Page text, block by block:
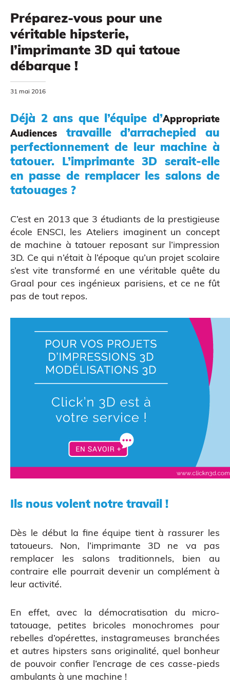
MODÉLISATION 3D
Scanner 3D
Préparez-vous pour une
véritable hipsterie,
l’imprimante 3D qui tatoue
débarque !
31 mai 2016
Déjà 2 ans que l’équipe d’Appropriate
Audiences
travaille d’arrachepied au
perfectionnement de leur machine à
tatouer. L’imprimante 3D serait-elle
en passe de remplacer les salons de
tatouages ?
C’est en 2013 que 3 étudiants de la prestigieuse
école ENSCI, les Ateliers imaginent un concept
de machine à tatouer reposant sur l’impression
3D. Ce qui n’était à l’époque qu’un projet scolaire
s’est vite transformé en une véritable quête du
Graal pour ces ingénieux parisiens, et ce ne fût
pas de tout repos.
Ils nous volent notre travail !
Dès le début la fine équipe tient à rassurer les
tatoueurs. Non, l’imprimante 3D ne va pas
remplacer les salons traditionnels, bien au
contraire elle pourrait devenir un complément à
leur activité.
En effet, avec la démocratisation du micro-
tatouage, petites bricoles monochromes pour
rebelles d’opérettes, instagrameuses branchées
et autres hipsters sans originalité, quel bonheur
de pouvoir confier l’encrage de ces casse-pieds
ambulants à une machine !